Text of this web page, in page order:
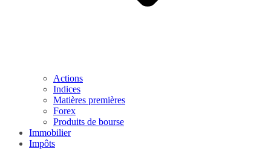
Actions
Indices
Matières premières
Forex
Produits de bourse
Immobilier
Impôts